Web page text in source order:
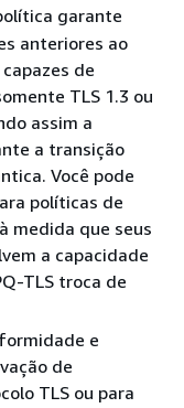
garante
anteriores ao
de
TLS 1.3 ou
assim a
a transição
Você pode
políticas de
medida que seus
a capacidade
TLS troca de
e
de
TLS ou para